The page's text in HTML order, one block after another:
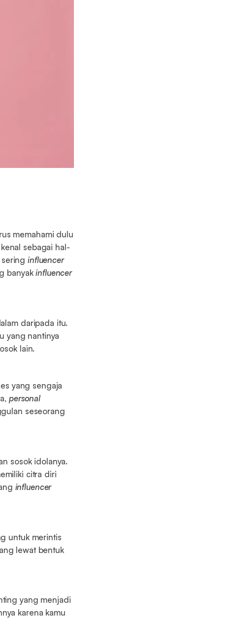
memahami dulu
sebagai hal-
seringinfluencer
banyakinfluencer
daripada itu.
yang nantinya
lain.
yang sengaja
personal
seseorang
sosok idolanya.
citra diri
influencer
untuk merintis
lewat bentuk
yang menjadi
karena kamu